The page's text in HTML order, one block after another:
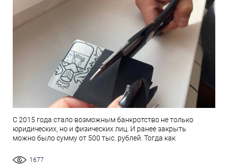
С 2015 года стало возможным банкротство не только
юридических, но и физических лиц. И ранее закрыть
можно было сумму от 500 тыс. рублей. Тогда как
1677